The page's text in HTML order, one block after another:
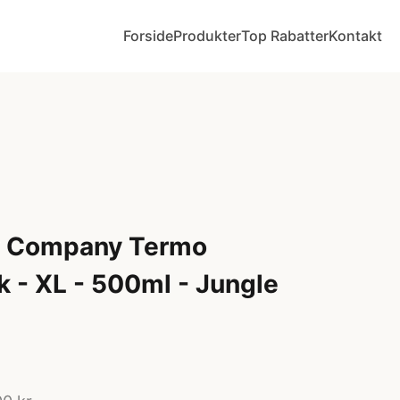
ForsideProdukterTop RabatterKontakt
Termo
- XL - 500ml - Jungle